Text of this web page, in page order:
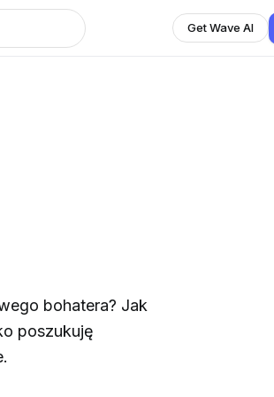
Get Wave AI
bohatera? Jak
poszukuję